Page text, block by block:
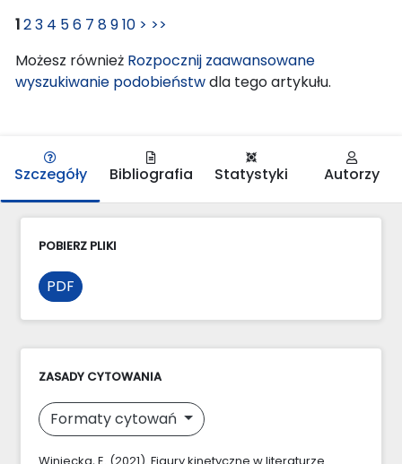
123 4 56 7 8910 > >>
Możesz również Rozpocznij zaawansowane
wyszukiwanie podobieństwdla tego artykułu.
Szczegóły Bibliografia Statystyki Autorzy
POBIERZ PLIKI
PDF
ZASADY CYTOWANIA
Formaty cytowań